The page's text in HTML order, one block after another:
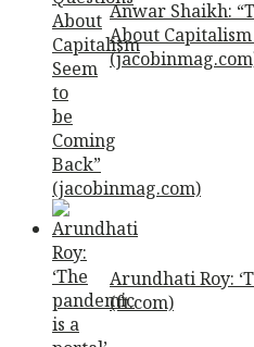
Anwar Shaikh:
About
Arundhati Roy:
(ft.com)